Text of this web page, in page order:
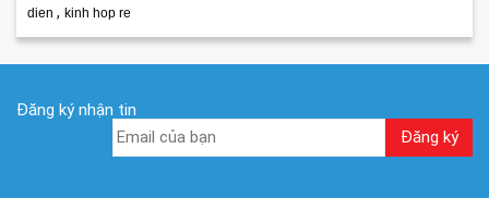
dien , kinh hop re
Đăng ký nhận tin